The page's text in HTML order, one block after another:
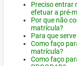
Preciso entrar
efetuar a pré-
Por que não
matrícula?
Para que
Como faço
matrícula?
Como faço